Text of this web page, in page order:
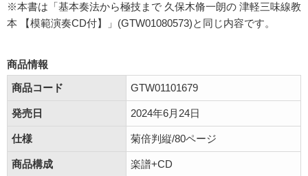
※本書は「基本奏法から極技まで 久保木脩一朗の 津軽三味線教
本 【模範演奏CD付】」(GTW01080573)と同じ内容です。
商品情報
商品コード
GTW01101679
発売日 2024年6月24日
仕様 菊倍判縦/80ページ
商品構成 楽譜+CD